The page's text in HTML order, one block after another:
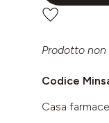
Prodotto
Codice
Casa